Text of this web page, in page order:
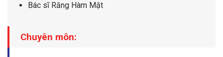
Bác sĩ Răng Hàm Mặt
Chuyên môn: